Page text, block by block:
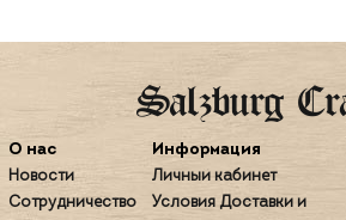
О нас
Новости
Сотрудничество
Информация
Личный кабинет
Условия Доставки и